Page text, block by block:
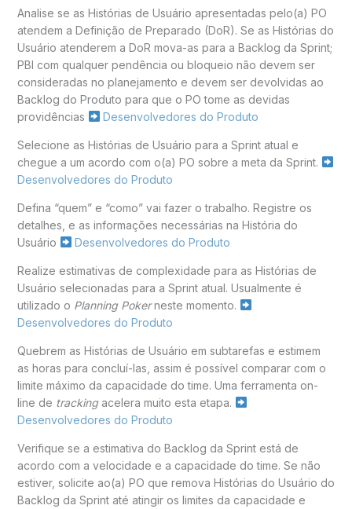
Analise se as Histórias de Usuário apresentadas pelo(a) PO
atendem a Definição de Preparado (DoR). Se as Histórias do
Usuário atenderem a DoR mova-as para a Backlog da Sprint;
PBI com qualquer pendência ou bloqueio não devem ser
consideradas no planejamento e devem ser devolvidas ao
Backlog do Produto para que o PO tome as devidas
providências
Desenvolvedores do Produto
Selecione as Histórias de Usuário para a Sprint atual e
chegue a um acordo com o(a) PO sobre a meta da Sprint.
Desenvolvedores do Produto
Defina “quem” e “como” vai fazer o trabalho. Registre os
detalhes, e as informações necessárias na História do
Usuário
Desenvolvedores do Produto
Realize estimativas de complexidade para as Histórias de
Usuário selecionadas para a Sprint atual. Usualmente é
utilizado o Planning Pokerneste momento.
Desenvolvedores do Produto
Quebrem as Histórias de Usuário em subtarefas e estimem
as horas para concluí-las, assim é possível comparar com o
limite máximo da capacidade do time. Uma ferramenta on-
line de trackingacelera muito esta etapa.
Desenvolvedores do Produto
Verifique se a estimativa do Backlog da Sprint está de
acordo com a velocidade e a capacidade do time. Se não
estiver, solicite ao(a) PO que remova Histórias do Usuário do
Backlog da Sprint até atingir os limites da capacidade e